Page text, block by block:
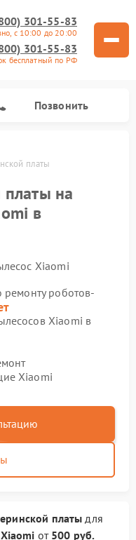
301-55-83
с 10:00 до 20:00
301-55-83
бесплатный по РФ
Позвонить
платы
на
в
Xiaomi
роботов-
Xiaomi в
Xiaomi
платыдля
от 500 руб.